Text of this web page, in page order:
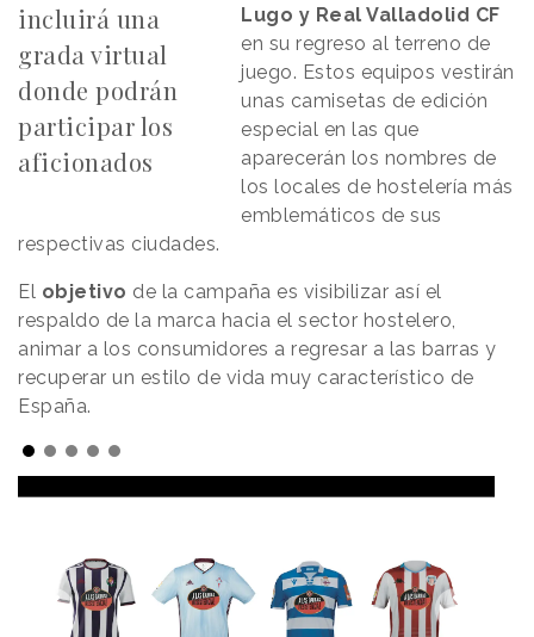
incluirá una
grada virtual
donde podrán
participar los
aficionados
Lugo y Real Valladolid CF
en su regreso al terreno de
juego. Estos equipos vestirán
unas camisetas de edición
especial en las que
aparecerán los nombres de
los locales de hostelería más
emblemáticos de sus
respectivas ciudades.
El objetivo de la campaña es visibilizar así el
respaldo de la marca hacia el sector hostelero,
animar a los consumidores a regresar a las barras y
recuperar un estilo de vida muy característico de
España.